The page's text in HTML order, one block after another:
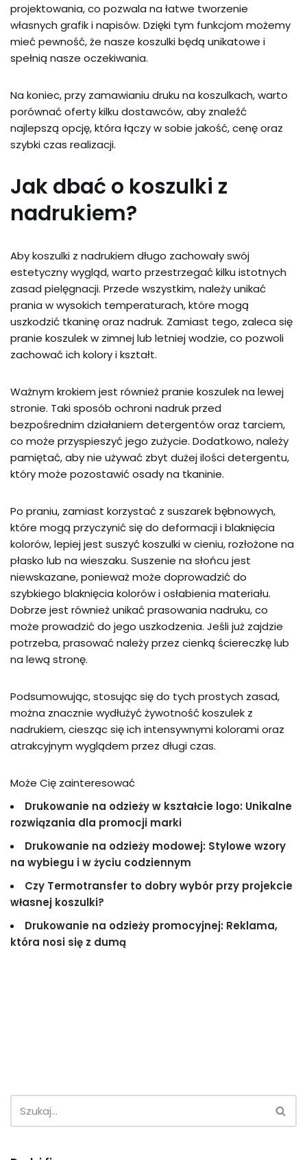
projektowania, co pozwala na łatwe tworzenie
własnych grafik i napisów. Dzięki tym funkcjom możemy
mieć pewność, że nasze koszulki będą unikatowe i
spełnią nasze oczekiwania.
Na koniec, przy zamawianiu druku na koszulkach, warto
porównać oferty kilku dostawców, aby znaleźć
najlepszą opcję, która łączy w sobie jakość, cenę oraz
szybki czas realizacji.
Jak dbać o koszulki z
nadrukiem?
Aby koszulki z nadrukiem długo zachowały swój
estetyczny wygląd, warto przestrzegać kilku istotnych
zasad pielęgnacji. Przede wszystkim, należy unikać
prania w wysokich temperaturach, które mogą
uszkodzić tkaninę oraz nadruk. Zamiast tego, zaleca się
pranie koszulek w zimnej lub letniej wodzie, co pozwoli
zachować ich kolory i kształt.
Ważnym krokiem jest również pranie koszulek na lewej
stronie. Taki sposób ochroni nadruk przed
bezpośrednim działaniem detergentów oraz tarciem,
co może przyspieszyć jego zużycie. Dodatkowo, należy
pamiętać, aby nie używać zbyt dużej ilości detergentu,
który może pozostawić osady na tkaninie.
Po praniu, zamiast korzystać z suszarek bębnowych,
które mogą przyczynić się do deformacji i blaknięcia
kolorów, lepiej jest suszyć koszulki w cieniu, rozłożone na
płasko lub na wieszaku. Suszenie na słońcu jest
niewskazane, ponieważ może doprowadzić do
szybkiego blaknięcia kolorów i osłabienia materiału.
Dobrze jest również unikać prasowania nadruku, co
może prowadzić do jego uszkodzenia. Jeśli już zajdzie
potrzeba, prasować należy przez cienką ściereczkę lub
na lewą stronę.
Podsumowując, stosując się do tych prostych zasad,
można znacznie wydłużyć żywotność koszulek z
nadrukiem, ciesząc się ich intensywnymi kolorami oraz
atrakcyjnym wyglądem przez długi czas.
Może Cię zainteresować
Drukowanie na odzieży w kształcie logo: Unikalne
rozwiązania dla promocji marki
Drukowanie na odzieży modowej: Stylowe wzory
na wybiegu i w życiu codziennym
Czy Termotransfer to dobry wybór przy projekcie
własnej koszulki?
Drukowanie na odzieży promocyjnej: Reklama,
która nosi się z dumą